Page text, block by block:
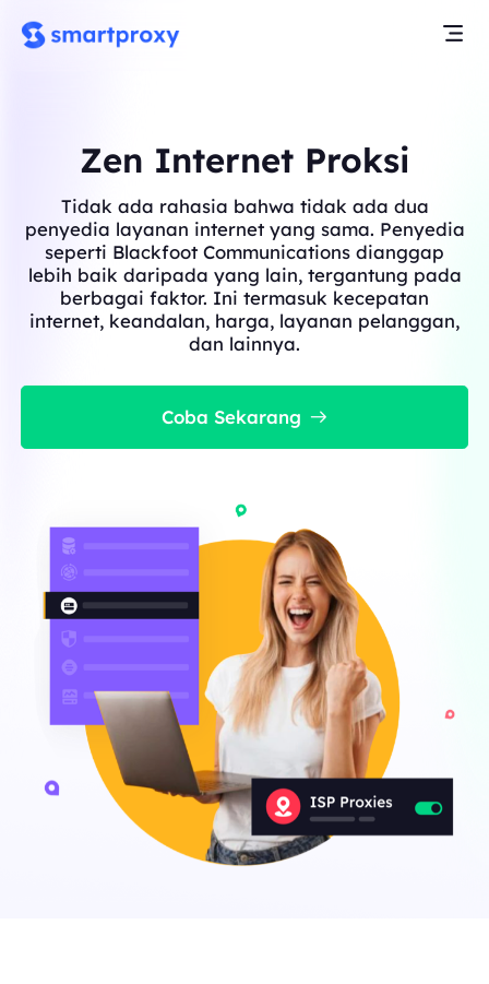
Zen Internet Proksi
Tidak ada rahasia bahwa tidak ada dua
penyedia layanan internet yang sama. Penyedia
seperti Blackfoot Communications dianggap
lebih baik daripada yang lain, tergantung pada
berbagai faktor. Ini termasuk kecepatan
internet, keandalan, harga, layanan pelanggan,
dan lainnya.
Coba Sekarang